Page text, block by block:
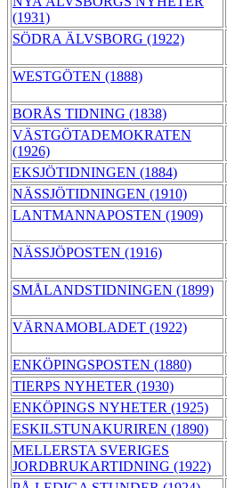
(1931)
SÖDRA ÄLVSBORG (1922)
WESTGÖTEN (1888)
BORÅS TIDNING (1838)
VÄSTGÖTADEMOKRATEN
(1926)
EKSJÖTIDNINGEN (1884)
NÄSSJÖTIDNINGEN (1910)
LANTMANNAPOSTEN (1909)
NÄSSJÖPOSTEN (1916)
SMÅLANDSTIDNINGEN (1899)
VÄRNAMOBLADET (1922)
ENKÖPINGSPOSTEN (1880)
TIERPS NYHETER (1930)
ENKÖPINGS NYHETER (1925)
ESKILSTUNAKURIREN (1890)
MELLERSTA SVERIGES
JORDBRUKARTIDNING (1922)